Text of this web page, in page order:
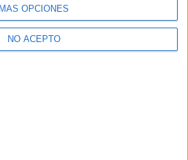
MÁS OPCIONES
NO ACEPTO